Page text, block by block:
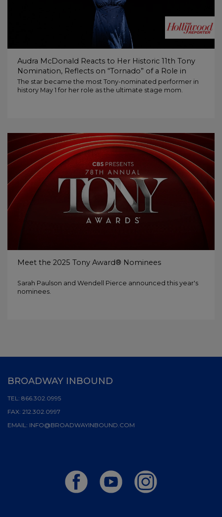
Audra McDonald Reacts to Her Historic 11th Tony
Nomination, Reflects on “Tornado” of a Role in
Gypsy
The star became the most Tony-nominated performer in
history May 1 for her role as the ultimate stage mom.
Meet the 2025 Tony Award® Nominees
Sarah Paulson and Wendell Pierce announced this year's
nominees.
BROADWAY INBOUND
TEL: 866.302.0995
FAX: 212.302.0997
EMAIL: INFO@BROADWAYINBOUND.COM